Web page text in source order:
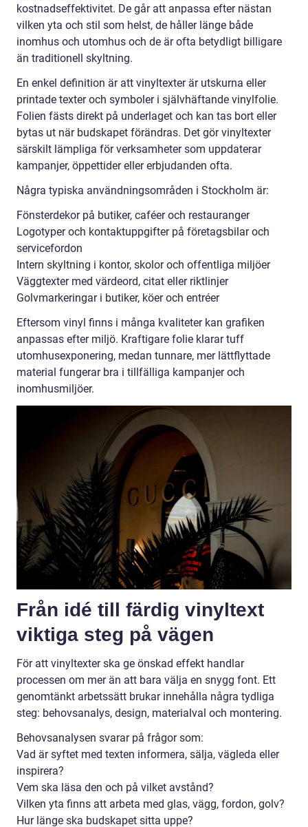
kostnadseffektivitet. De går att anpassa efter nästan
vilken yta och stil som helst, de håller länge både
inomhus och utomhus och de är ofta betydligt billigare
än traditionell skyltning.
En enkel definition är att vinyltexter är utskurna eller
printade texter och symboler i självhäftande vinylfolie.
Folien fästs direkt på underlaget och kan tas bort eller
bytas ut när budskapet förändras. Det gör vinyltexter
särskilt lämpliga för verksamheter som uppdaterar
kampanjer, öppettider eller erbjudanden ofta.
Några typiska användningsområden i Stockholm är:
Fönsterdekor på butiker, caféer och restauranger
Logotyper och kontaktuppgifter på företagsbilar och
servicefordon
Intern skyltning i kontor, skolor och offentliga miljöer
Väggtexter med värdeord, citat eller riktlinjer
Golvmarkeringar i butiker, köer och entréer
Eftersom vinyl finns i många kvaliteter kan grafiken
anpassas efter miljö. Kraftigare folie klarar tuff
utomhusexponering, medan tunnare, mer lättflyttade
material fungerar bra i tillfälliga kampanjer och
inomhusmiljöer.
Från idé till färdig vinyltext
viktiga steg på vägen
För att vinyltexter ska ge önskad effekt handlar
processen om mer än att bara välja en snygg font. Ett
genomtänkt arbetssätt brukar innehålla några tydliga
steg: behovsanalys, design, materialval och montering.
Behovsanalysen svarar på frågor som:
Vad är syftet med texten informera, sälja, vägleda eller
inspirera?
Vem ska läsa den och på vilket avstånd?
Vilken yta finns att arbeta med glas, vägg, fordon, golv?
Hur länge ska budskapet sitta uppe?